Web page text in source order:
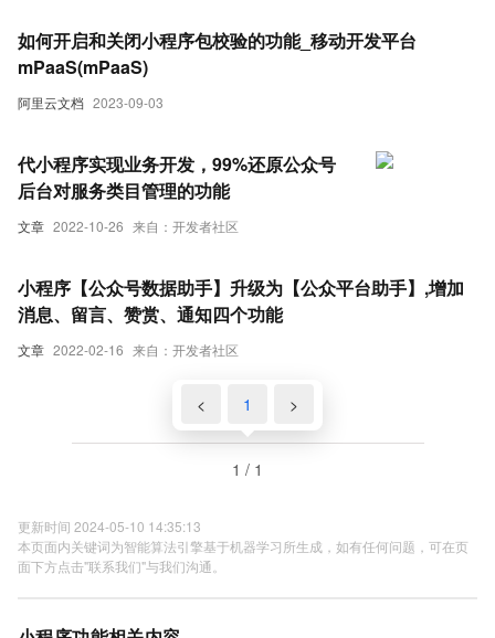
阿里云文档 2023-09-03
如何开启和关闭小程序包校验的功能_移动开发平台
mPaaS(mPaaS)
文章 2022-10-26 来自：开发者社区
代小程序实现业务开发，99%还原公众号
后台对服务类目管理的功能
文章 2022-02-16 来自：开发者社区
小程序【公众号数据助手】升级为【公众平台助手】,增加
消息、留言、赞赏、通知四个功能
< 1 >
1 / 1
更新时间 2024-05-10 14:35:13
本页面内关键词为智能算法引擎基于机器学习所生成，如有任何问题，可在页
面下方点击"联系我们"与我们沟通。